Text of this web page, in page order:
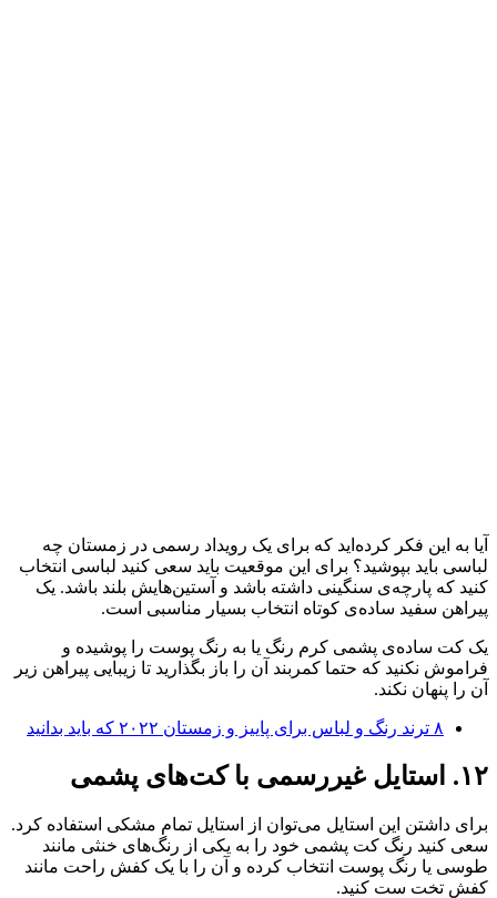
آیا به این فکر کرده‌اید که برای یک رویداد رسمی در زمستان چه
لباسی باید بپوشید؟ برای این موقعیت باید سعی کنید لباسی انتخاب
کنید که پارچه‌ی سنگینی داشته باشد و آستین‌هایش بلند باشد. یک
پیراهن سفید ساده‌ی کوتاه انتخاب بسیار مناسبی است.
یک کت ساده‌ی پشمی کرم رنگ یا به رنگ پوست را پوشیده و
فراموش نکنید که حتما کمربند آن را باز بگذارید تا زیبایی پیراهن زیر
آن را پنهان نکند.
۸ ترند رنگ و لباس برای پاییز و زمستان ۲۰۲۲ که باید بدانید
۱۲.‌ استایل غیررسمی با کت‌های پشمی
برای داشتن این استایل می‌توان از استایل تمام مشکی استفاده کرد.
سعی کنید رنگ کت پشمی خود را به یکی از رنگ‌های خنثی مانند
طوسی یا رنگ پوست انتخاب کرده و آن را با یک کفش راحت مانند
کفش تخت ست کنید.